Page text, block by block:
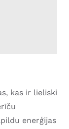
kas ir lieliski
enerģijas